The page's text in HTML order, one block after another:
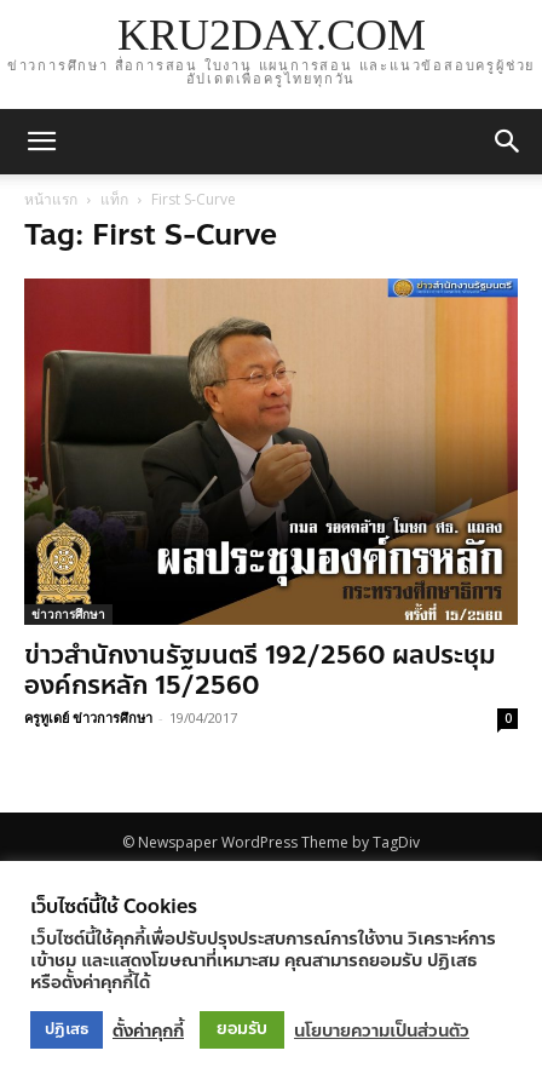
KRU2DAY.COM
ข่าวการศึกษา สื่อการสอน ใบงาน แผนการสอน และแนวข้อสอบครูผู้ช่วย
อัปเดตเพื่อครูไทยทุกวัน
หน้าแรก แท็ก First S-Curve
Tag: First S-Curve
ข่าวการศึกษา
ข่าวสำนักงานรัฐมนตรี 192/2560 ผลประชุม
องค์กรหลัก 15/2560
ครูทูเดย์ ข่าวการศึกษา - 19/04/2017 0
© Newspaper WordPress Theme by TagDiv
เว็บไซต์นี้ใช้ Cookies
เว็บไซต์นี้ใช้คุกกี้เพื่อปรับปรุงประสบการณ์การใช้งาน วิเคราะห์การ
เข้าชม และแสดงโฆษณาที่เหมาะสม คุณสามารถยอมรับ ปฏิเสธ
หรือตั้งค่าคุกกี้ได้
ปฏิเสธ ตั้งค่าคุกกี้ ยอมรับ นโยบายความเป็นส่วนตัว